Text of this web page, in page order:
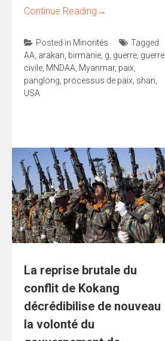
Continue Reading →
Posted in Minorités
Tagged
AA, arakan, birmanie, g, guerre, guerre
civile, MNDAA, Myanmar, paix,
panglong, processus de paix, shan,
USA
La reprise brutale du
conflit de Kokang
décrédibilise de nouveau
la volonté du